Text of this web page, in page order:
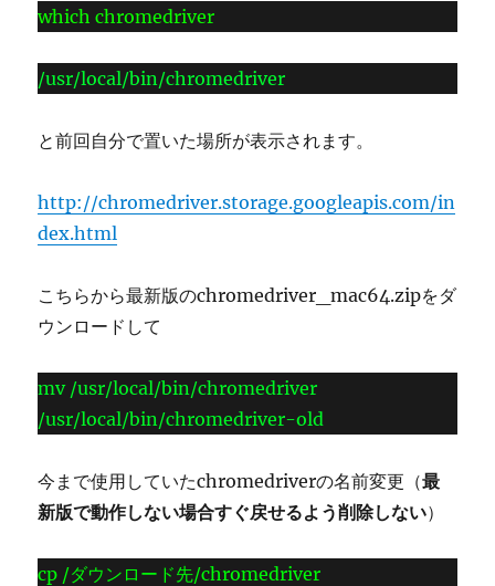
which chromedriver
/usr/local/bin/chromedriver
と前回自分で置いた場所が表示されます。
http://chromedriver.storage.googleapis.com/in
dex.html
こちらから最新版のchromedriver_mac64.zipをダ
ウンロードして
mv /usr/local/bin/chromedriver
/usr/local/bin/chromedriver-old
今まで使用していたchromedriverの名前変更（最
新版で動作しない場合すぐ戻せるよう削除しない）
cp /ダウンロード先/chromedriver